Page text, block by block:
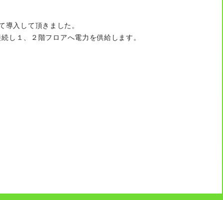
導入して頂きました。
し１、２階フロアへ電力を供給します。